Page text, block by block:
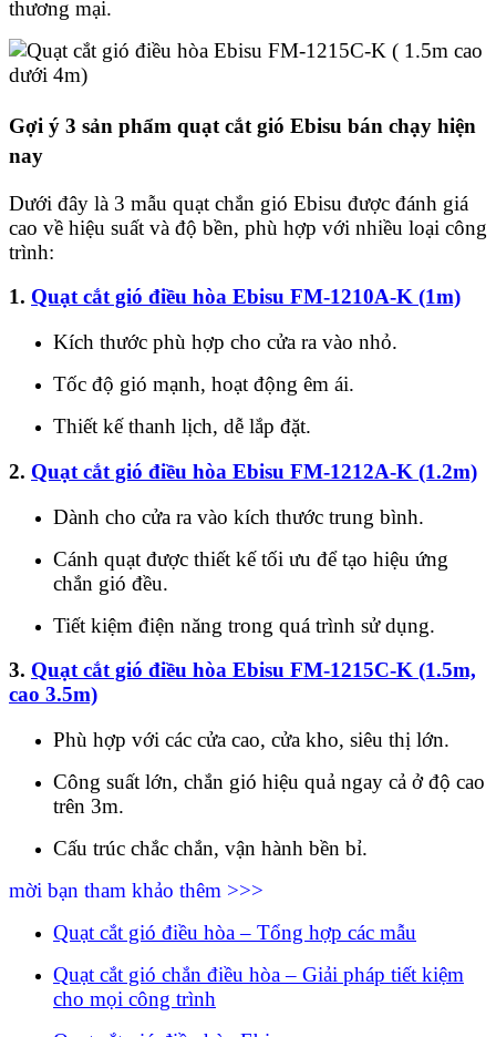
thương mại.
Gợi ý 3 sản phẩm quạt cắt gió Ebisu bán chạy hiện
nay
Dưới đây là 3 mẫu quạt chắn gió Ebisu được đánh giá
cao về hiệu suất và độ bền, phù hợp với nhiều loại công
trình:
1. Quạt cắt gió điều hòa Ebisu FM-1210A-K (1m)
Kích thước phù hợp cho cửa ra vào nhỏ.
Tốc độ gió mạnh, hoạt động êm ái.
Thiết kế thanh lịch, dễ lắp đặt.
2. Quạt cắt gió điều hòa Ebisu FM-1212A-K (1.2m)
Dành cho cửa ra vào kích thước trung bình.
Cánh quạt được thiết kế tối ưu để tạo hiệu ứng
chắn gió đều.
Tiết kiệm điện năng trong quá trình sử dụng.
3. Quạt cắt gió điều hòa Ebisu FM-1215C-K (1.5m,
cao 3.5m)
Phù hợp với các cửa cao, cửa kho, siêu thị lớn.
Công suất lớn, chắn gió hiệu quả ngay cả ở độ cao
trên 3m.
Cấu trúc chắc chắn, vận hành bền bỉ.
mời bạn tham khảo thêm >>>
Quạt cắt gió điều hòa – Tổng hợp các mẫu
Quạt cắt gió chắn điều hòa – Giải pháp tiết kiệm
cho mọi công trình